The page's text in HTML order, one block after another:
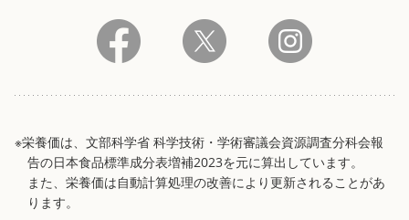
※栄養価は、文部科学省 科学技術・学術審議会資源調査分科会報
告の日本食品標準成分表増補2023を元に算出しています。
また、栄養価は自動計算処理の改善により更新されることがあ
ります。